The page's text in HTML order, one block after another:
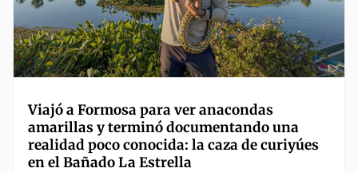
Viajó a Formosa para ver anacondas
amarillas y terminó documentando una
realidad poco conocida: la caza de curiyúes
en el Bañado La Estrella